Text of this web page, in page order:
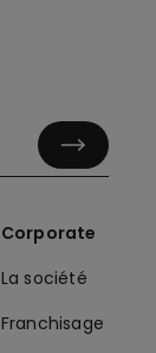
Corporate
La société
Franchisage